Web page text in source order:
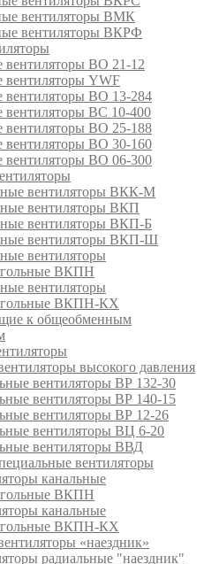
вентиляторы ВМК
вентиляторы ВКРФ
вентиляторы ВО 21-12
вентиляторы YWF
вентиляторы ВО 13-284
вентиляторы ВС 10-400
вентиляторы ВО 25-188
вентиляторы ВО 30-160
вентиляторы ВО 06-300
вентиляторы ВКК-М
вентиляторы ВКП
вентиляторы ВКП-Б
вентиляторы ВКП-Ш
вентиляторы
ВКПН
вентиляторы
ВКПН-КХ
к общеобменным
высокого давления
вентиляторы ВР 132-30
вентиляторы ВР 140-15
вентиляторы ВР 12-26
вентиляторы ВЦ 6-20
вентиляторы ВВД
вентиляторы
канальные
ВКПН
канальные
ВКПН-КХ
«наездник»
радиальные "наездник"